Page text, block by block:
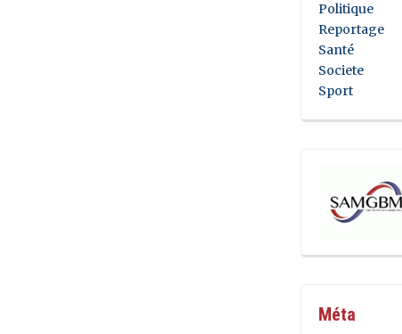
Politique
Reportage
Santé
Societe
Sport
Méta